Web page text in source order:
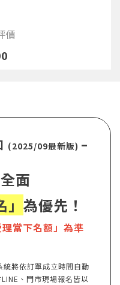
價
(2025/09最新版) –
面
為優先！
當下名額」為準
將依訂單成立時間自動
、門市現場報名皆以